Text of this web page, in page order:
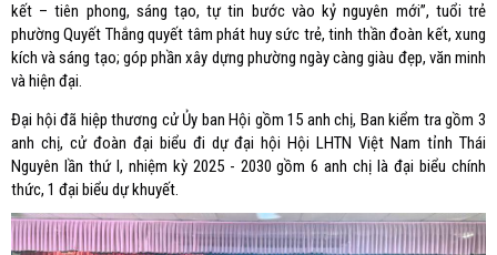
kết – tiên phong, sáng tạo, tự tin bước vào kỷ nguyên mới”, tuổi trẻ
phường Quyết Thắng quyết tâm phát huy sức trẻ, tinh thần đoàn kết, xung
kích và sáng tạo; góp phần xây dựng phường ngày càng giàu đẹp, văn minh
và hiện đại.
Đại hội đã hiệp thương cử Ủy ban Hội gồm 15 anh chị, Ban kiểm tra gồm 3
anh chị, cử đoàn đại biểu đi dự đại hội Hội LHTN Việt Nam tỉnh Thái
Nguyên lần thứ I, nhiệm kỳ 2025 - 2030 gồm 6 anh chị là đại biểu chính
thức, 1 đại biểu dự khuyết.